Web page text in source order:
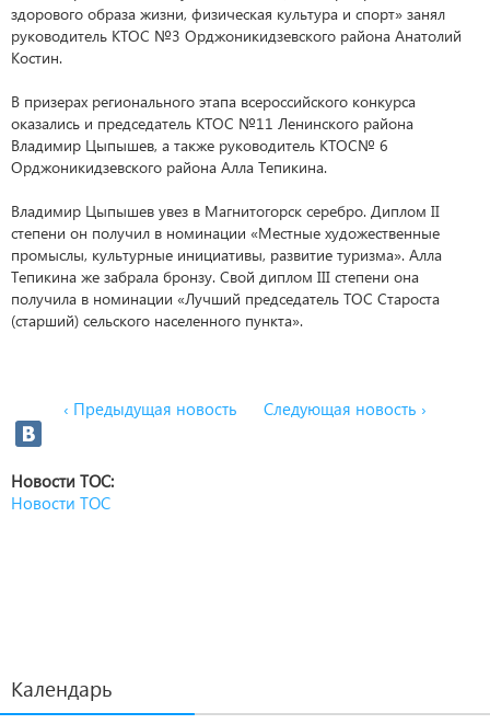
здорового образа жизни, физическая культура и спорт» занял
руководитель КТОС №3 Орджоникидзевского района Анатолий
Костин.
В призерах регионального этапа всероссийского конкурса
оказались и председатель КТОС №11 Ленинского района
Владимир Цыпышев, а также руководитель КТОС№ 6
Орджоникидзевского района Алла Тепикина.
Владимир Цыпышев увез в Магнитогорск серебро. Диплом II
степени он получил в номинации «Местные художественные
промыслы, культурные инициативы, развитие туризма». Алла
Тепикина же забрала бронзу. Свой диплом III степени она
получила в номинации «Лучший председатель ТОС Староста
(старший) сельского населенного пункта».
‹ Предыдущая новость Следующая новость ›
Новости ТОС:
Новости ТОС
Календарь